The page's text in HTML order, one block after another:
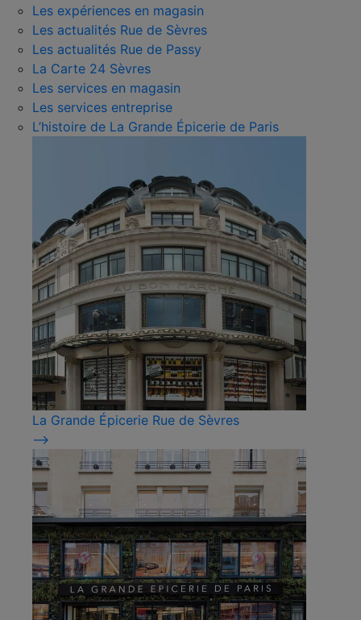
Les expériences en magasin
Les actualités Rue de Sèvres
Les actualités Rue de Passy
La Carte 24 Sèvres
Les services en magasin
Les services entreprise
L’histoire de La Grande Épicerie de Paris
La Grande Épicerie Rue de Sèvres
⟶